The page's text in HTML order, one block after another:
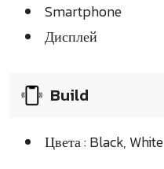
Smartphone
Дисплей
Build
Цвета : Black, White